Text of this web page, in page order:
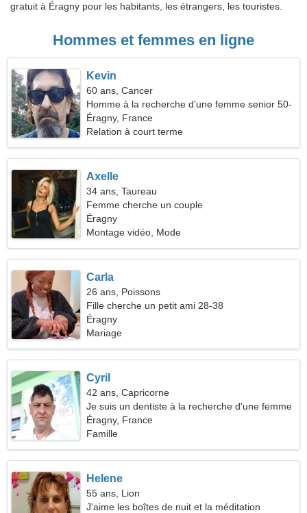
gratuit à Éragny pour les habitants, les étrangers, les touristes.
Hommes et femmes en ligne
Kevin
60 ans, Cancer
Homme à la recherche d'une femme senior 50-
56
Éragny, France
Relation à court terme
Axelle
34 ans, Taureau
Femme cherche un couple
Éragny
Montage vidéo, Mode
Carla
26 ans, Poissons
Fille cherche un petit ami 28-38
Éragny
Mariage
Cyril
42 ans, Capricorne
Je suis un dentiste à la recherche d'une femme
cool
Éragny, France
Famille
Helene
55 ans, Lion
J'aime les boîtes de nuit et la méditation